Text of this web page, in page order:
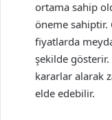
ortama sahip
öneme sahiptir.
fiyatlarda
şekilde gösterir.
kararlar alarak
elde edebilir.